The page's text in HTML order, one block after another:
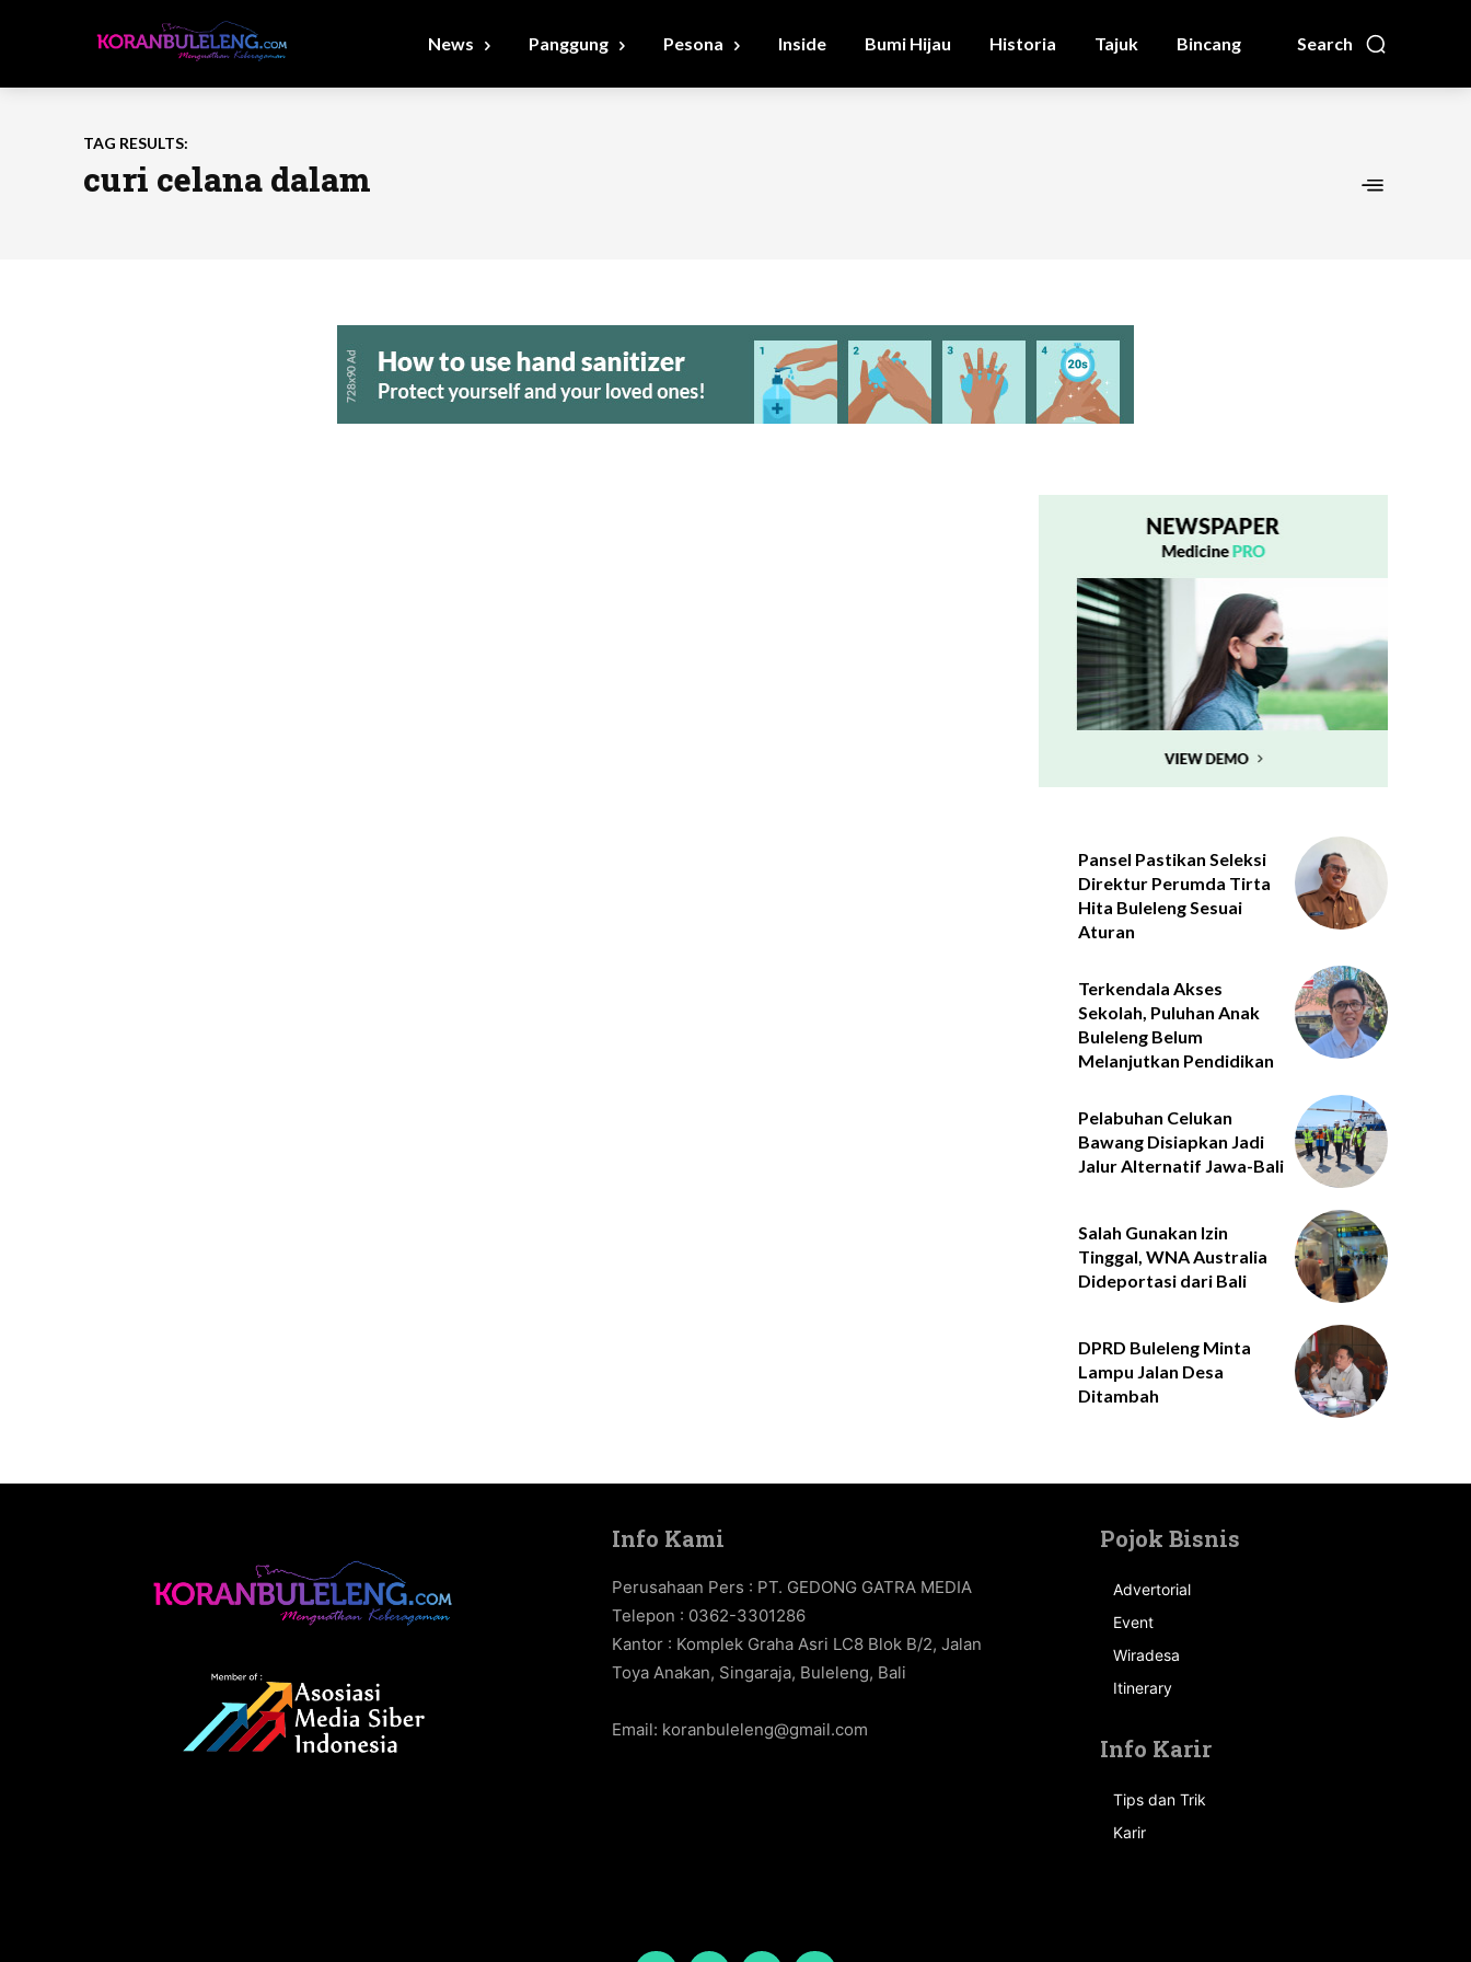
Search
News Panggung Pesona Inside Bumi Hijau Historia Tajuk Bincang
TAG RESULTS:
curi celana dalam
Pansel Pastikan Seleksi
Direktur Perumda Tirta
Hita Buleleng Sesuai
Aturan
Terkendala Akses
Sekolah, Puluhan Anak
Buleleng Belum
Melanjutkan Pendidikan
Pelabuhan Celukan
Bawang Disiapkan Jadi
Jalur Alternatif Jawa-Bali
Salah Gunakan Izin
Tinggal, WNA Australia
Dideportasi dari Bali
DPRD Buleleng Minta
Lampu Jalan Desa
Ditambah
Info Kami
Perusahaan Pers : PT. GEDONG GATRA MEDIA
Telepon : 0362-3301286
Kantor : Komplek Graha Asri LC8 Blok B/2, Jalan
Toya Anakan, Singaraja, Buleleng, Bali
Email: koranbuleleng@gmail.com
Pojok Bisnis
Advertorial
Event
Wiradesa
Itinerary
Info Karir
Tips dan Trik
Karir